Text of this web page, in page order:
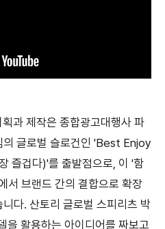
과 제작은 종합광고대행사 파
의 글로벌 슬로건인 'Best Enjoy
즐겁다)'를 출발점으로, 이 '함
서 브랜드 간의 결합으로 확장
다. 산토리 글로벌 스피리츠 박
을 활용하는 아이디어를 짜보고